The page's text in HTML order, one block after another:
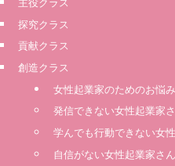
主役クラス
探究クラス
貢献クラス
創造クラス
女性起業家のためのお悩
発信できない女性起業家
学んでも行動できない女
自信がない女性起業家さ